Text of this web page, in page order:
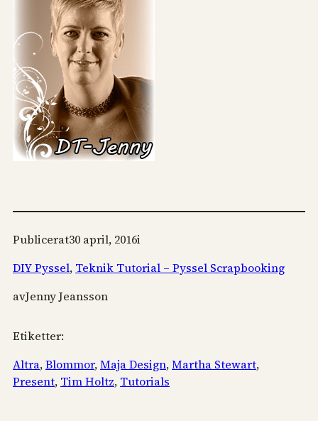
Publicerat30 april, 2016i
DIY Pyssel, Teknik Tutorial – Pyssel Scrapbooking
avJenny Jeansson
Etiketter:
Altra, Blommor, Maja Design, Martha Stewart
Present, Tim Holtz, Tutorials